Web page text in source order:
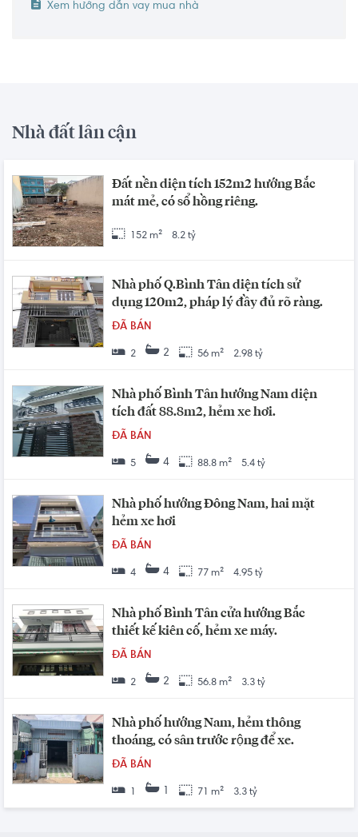
Xem hướng dẫn vay mua nhà
Nhà đất lân cận
Đất nền diện tích 152m2 hướng Bắc
mát mẻ, có sổ hồng riêng.
152 m² 8.2 tỷ
Nhà phố Q.Bình Tân diện tích sử
dụng 120m2, pháp lý đầy đủ rõ ràng.
ĐÃ BÁN
2 2 56 m² 2.98 tỷ
Nhà phố Bình Tân hướng Nam diện
tích đất 88.8m2, hẻm xe hơi.
ĐÃ BÁN
5 4 88.8 m² 5.4 tỷ
Nhà phố hướng Đông Nam, hai mặt
hẻm xe hơi
ĐÃ BÁN
4 4 77 m² 4.95 tỷ
Nhà phố Bình Tân cửa hướng Bắc
thiết kế kiên cố, hẻm xe máy.
ĐÃ BÁN
2 2 56.8 m² 3.3 tỷ
Nhà phố hướng Nam, hẻm thông
thoáng, có sân trước rộng để xe.
ĐÃ BÁN
1 71 m² 3.3 tỷ